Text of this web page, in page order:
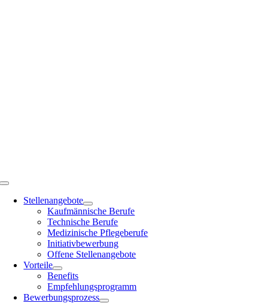
Toggle
NavigationStellenangebote
Kaufmännische Berufe
Technische Berufe
Medizinische Pflegeberufe
Initiativbewerbung
Offene Stellenangebote
Vorteile
Benefits
Empfehlungsprogramm
Bewerbungsprozess